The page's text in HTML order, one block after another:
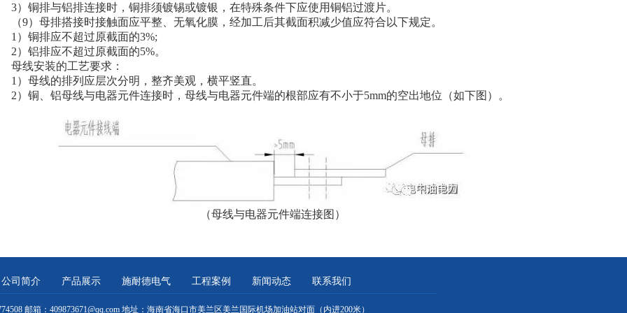
3）铜排与铝排连接时，铜排须镀锡或镀银，在特殊条件下应使用铜铝过渡片。
（9）母排搭接时接触面应平整、无氧化膜，经加工后其截面积减少值应符合以下规定。
1）铜排应不超过原截面的3%;
2）铝排应不超过原截面的5%。
母线安装的工艺要求：
1）母线的排列应层次分明，整齐美观，横平竖直。
2）铜、铝母线与电器元件连接时，母线与电器元件端的根部应有不小于5mm的空出地位（如下图）。
（母线与电器元件端连接图）
公司简介 产品展示 施耐德电气 工程案例 新闻动态 联系我们
邮箱：409873671@qq.com 地址：海南省海口市美兰区美兰国际机场加油站对面（内进200米）